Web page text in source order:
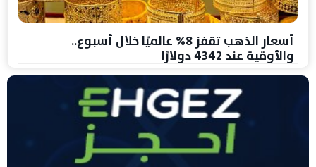
أسعار الذهب تقفز 8% عالميًا خلال أسبوع..
والأوقية عند 4342 دولارًا